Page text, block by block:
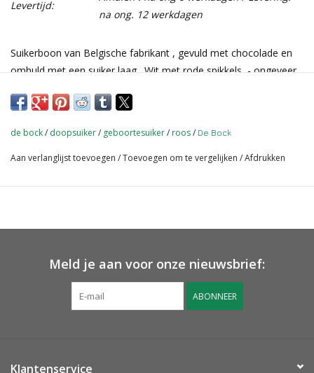
Levertijd:
na ong. 12 werkdagen
Suikerboon van Belgische fabrikant , gevuld met chocolade en
omhuld met een suiker laag . Wit met rode spikkels - ongeveer
de bock/ doopsuiker/ geboortesuiker/ roos/ De Bock
Aan verlanglijst toevoegen /Toevoegen om te vergelijken /Afdrukken
Meld je aan voor onze nieuwsbrief:
ABONNEER
Klantenservice